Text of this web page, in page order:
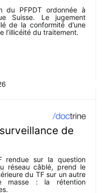
du PFPDT ordonnée à
Suisse. Le jugement
de la conformité d’une
l’illicéité du traitement.
de
rendue sur la question
réseau câblé, prend le
du TF sur un autre
masse : la rétention